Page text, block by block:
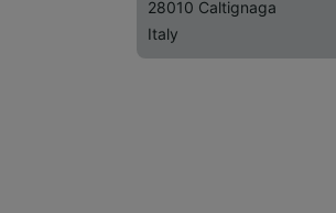
28010 Caltignaga
Italy